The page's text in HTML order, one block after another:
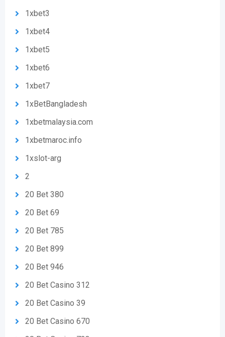
1xbet3
1xbet4
1xbet5
1xbet6
1xbet7
1xBetBangladesh
1xbetmalaysia.com
1xbetmaroc.info
1xslot-arg
2
20 Bet 380
20 Bet 69
20 Bet 785
20 Bet 899
20 Bet 946
20 Bet Casino 312
20 Bet Casino 39
20 Bet Casino 670